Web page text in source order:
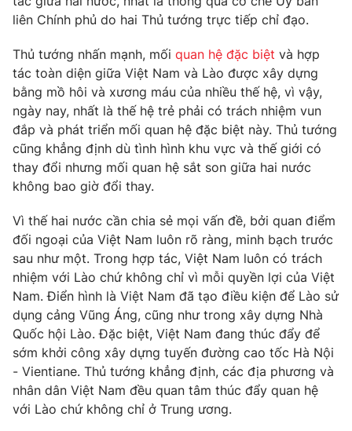
Khán giả
Giải sao mai
Âm nhạc
Du lịch
Làm đẹp
Chất lượng cuộc sống
Tuyển sinh
Học trực tuyến
Công nghệ
Hitech Công nghệ tương lai
Sản phẩm
Thị trường
Giao lưu trực tuyến
Lịch phát sóng
Chuyên mục khác
Emagazine Podcast
Photo Infographic
Video Shorts video
VTV Money VTV Thể thao
liên Chính phủ do hai Thủ tướng trực tiếp chỉ đạo.
Thủ tướng nhấn mạnh, mối quan hệ đặc biệt và hợp
tác toàn diện giữa Việt Nam và Lào được xây dựng
bằng mồ hôi và xương máu của nhiều thế hệ, vì vậy,
ngày nay, nhất là thế hệ trẻ phải có trách nhiệm vun
đắp và phát triển mối quan hệ đặc biệt này. Thủ tướng
cũng khẳng định dù tình hình khu vực và thế giới có
thay đổi nhưng mối quan hệ sắt son giữa hai nước
không bao giờ đổi thay.
Vì thế hai nước cần chia sẻ mọi vấn đề, bởi quan điểm
đối ngoại của Việt Nam luôn rõ ràng, minh bạch trước
sau như một. Trong hợp tác, Việt Nam luôn có trách
nhiệm với Lào chứ không chỉ vì mỗi quyền lợi của Việt
Nam. Điển hình là Việt Nam đã tạo điều kiện để Lào sử
dụng cảng Vũng Áng, cũng như trong xây dựng Nhà
Quốc hội Lào. Đặc biệt, Việt Nam đang thúc đẩy để
sớm khởi công xây dựng tuyến đường cao tốc Hà Nội
- Vientiane. Thủ tướng khẳng định, các địa phương và
nhân dân Việt Nam đều quan tâm thúc đẩy quan hệ
với Lào chứ không chỉ ở Trung ương.